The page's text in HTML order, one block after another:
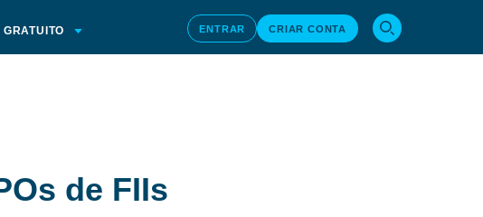
GRATUITO ENTRAR CRIAR CONTA
de FIIs